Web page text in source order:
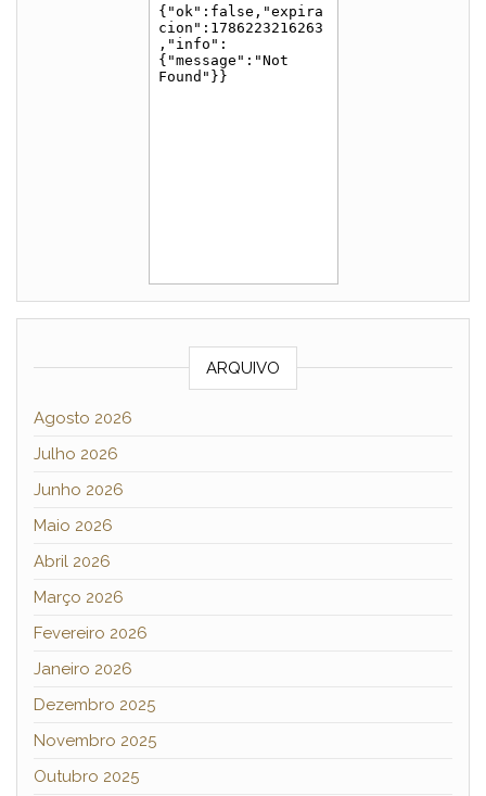
ARQUIVO
Agosto 2026
Julho 2026
Junho 2026
Maio 2026
Abril 2026
Março 2026
Fevereiro 2026
Janeiro 2026
Dezembro 2025
Novembro 2025
Outubro 2025